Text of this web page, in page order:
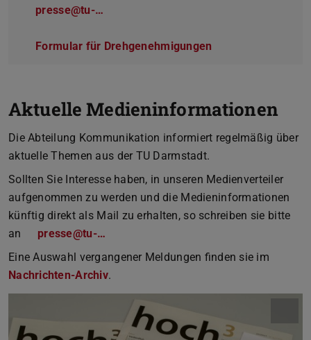
presse@tu-…
Formular für Drehgenehmigungen
Aktuelle Medieninformationen
Die Abteilung Kommunikation informiert regelmäßig über
aktuelle Themen aus der TU Darmstadt.
Sollten Sie Interesse haben, in unseren Medienverteiler
aufgenommen zu werden und die Medieninformationen
künftig direkt als Mail zu erhalten, so schreiben sie bitte
an
presse@tu-…
Eine Auswahl vergangener Meldungen finden sie im
Nachrichten-Archiv.